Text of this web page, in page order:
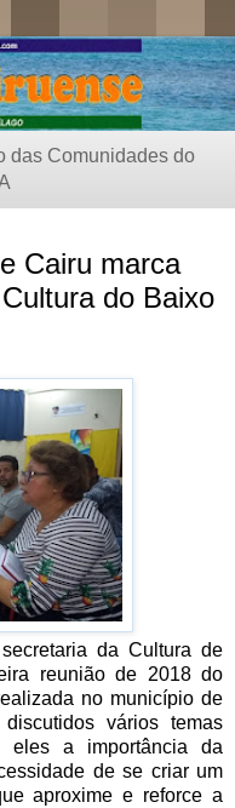
das Comunidades do
Cairu marca
do Baixo
da Cultura de
reunião de 2018 do
no município de
vários temas
eles a importância da
de se criar um
aproxime e reforce a